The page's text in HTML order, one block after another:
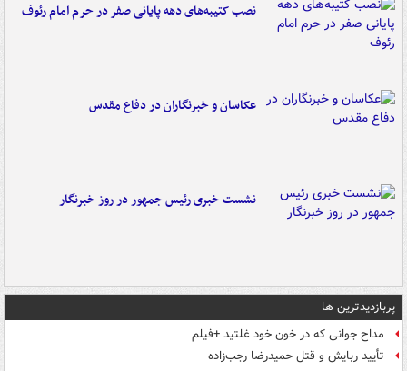
نصب کتیبه‌های دهه پایانی صفر در حرم امام رئوف
عکاسان و خبرنگاران در دفاع مقدس
نشست خبری رئیس جمهور در روز خبرنگار
پربازدیدترین ها
مداح جوانی که در خون خود غلتید +فیلم
تأیید ربایش و قتل حمیدرضا رجب‌زاده